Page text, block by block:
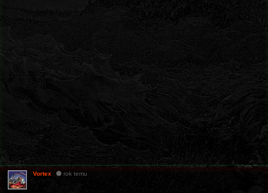
Vortex rok temu